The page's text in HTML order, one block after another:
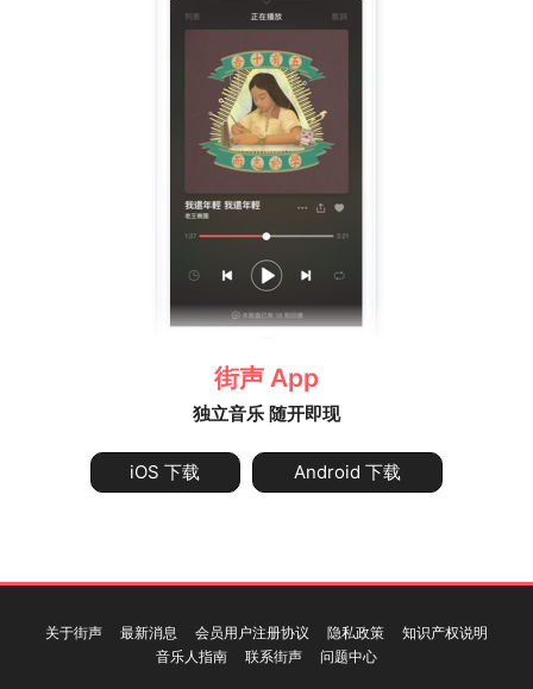
街声 App
独立音乐 随开即现
iOS 下载 Android 下载
关于街声 最新消息 会员用户注册协议 隐私政策
知识产权说明
音乐人指南
联系街声 问题中心